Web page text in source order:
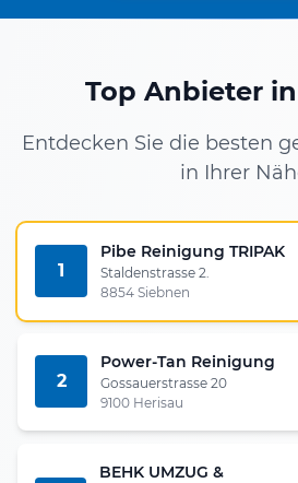
Top Anbieter
Entdecken Sie die besten
in Ihrer
1
Pibe Reinigung TRIPAK
Staldenstrasse 2.
8854 Siebnen
2
Power-Tan Reinigung
Gossauerstrasse 20
9100 Herisau
BEHK UMZUG &